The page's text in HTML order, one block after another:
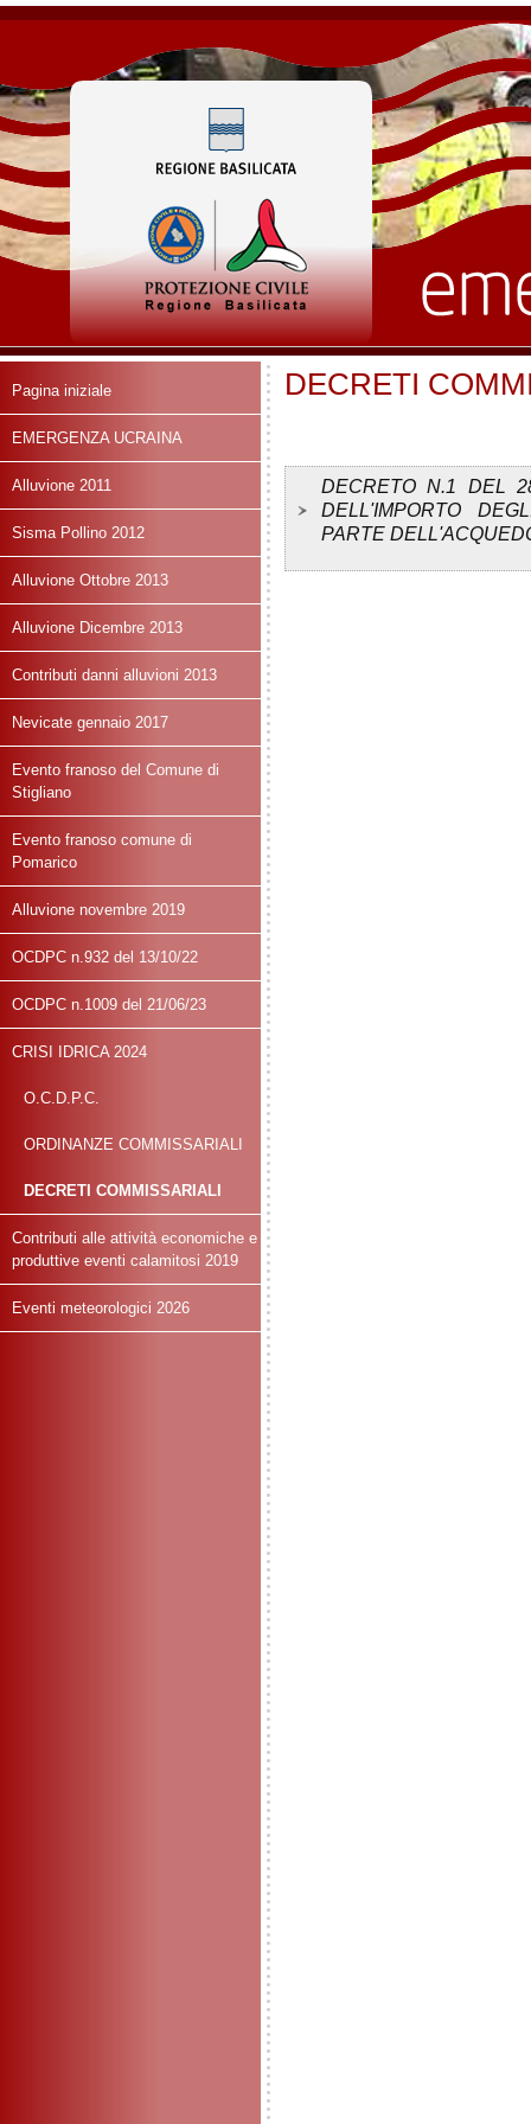
Pagina iniziale
EMERGENZA UCRAINA
Alluvione 2011
Sisma Pollino 2012
Alluvione Ottobre 2013
Alluvione Dicembre 2013
Contributi danni alluvioni 2013
Nevicate gennaio 2017
Evento franoso del Comune di
Stigliano
Evento franoso comune di
Pomarico
Alluvione novembre 2019
OCDPC n.932 del 13/10/22
OCDPC n.1009 del 21/06/23
CRISI IDRICA 2024
O.C.D.P.C.
ORDINANZE COMMISSARIALI
DECRETI COMMISSARIALI
Contributi alle attività economiche e
produttive eventi calamitosi 2019
Eventi meteorologici 2026
DECRETI
DECRETO N.1 DEL
DELL'IMPORTO
PARTE